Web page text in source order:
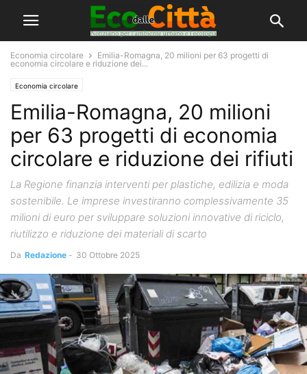
Economia circolare
Emilia-Romagna, 20 milioni per 63 progetti di
economia circolare e riduzione dei...
Economia circolare
Emilia-Romagna, 20 milioni
per 63 progetti di economia
circolare e riduzione dei rifiuti
La Regione finanzia interventi per plastiche, edilizia e moda
sostenibile. Le imprese investiranno complessivamente 35
milioni di euro per sviluppare soluzioni innovative di riciclo,
riutilizzo e riduzione dei materiali di scarto
Da Redazione - 30 Ottobre 2025